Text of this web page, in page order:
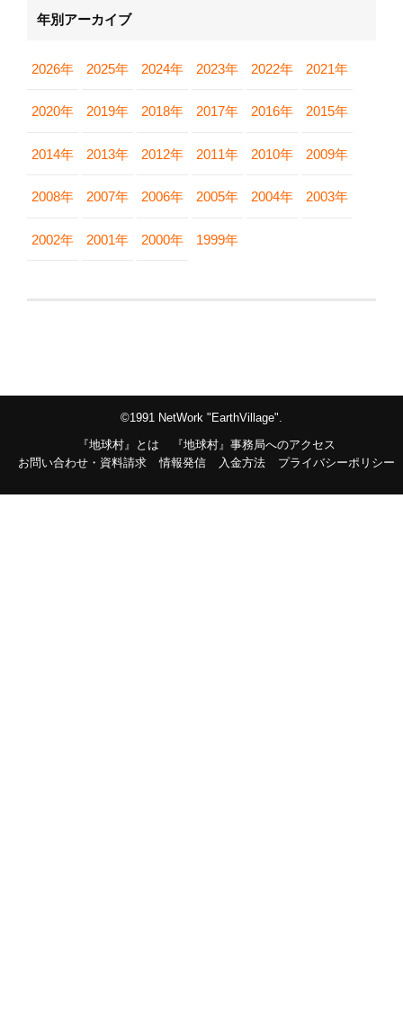
年別アーカイブ
2026年 2025年 2024年 2023年 2022年 2021年
2020年 2019年 2018年 2017年 2016年 2015年
2014年 2013年 2012年 2011年 2010年 2009年
2008年 2007年 2006年 2005年 2004年 2003年
2002年 2001年 2000年 1999年
©1991 NetWork "EarthVillage".
『地球村』とは
『地球村』事務局へのアクセス
お問い合わせ・資料請求
情報発信 入金方法 プライバシーポリシー